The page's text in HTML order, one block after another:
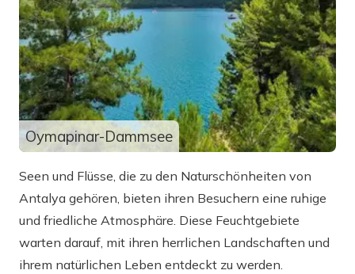
Oymapinar-Dammsee
Seen und Flüsse, die zu den Naturschönheiten von
Antalya gehören, bieten ihren Besuchern eine ruhige
und friedliche Atmosphäre. Diese Feuchtgebiete
warten darauf, mit ihren herrlichen Landschaften und
ihrem natürlichen Leben entdeckt zu werden.